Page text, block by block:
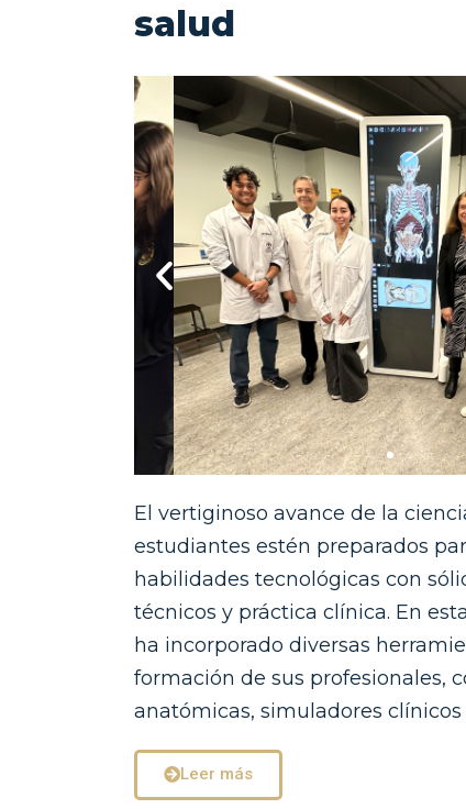
salud
El vertiginoso avance de la
estudiantes estén preparados
habilidades tecnológicas con
técnicos y práctica clínica. En
ha incorporado diversas
formación de sus profesionales,
anatómicas, simuladores
Leer más